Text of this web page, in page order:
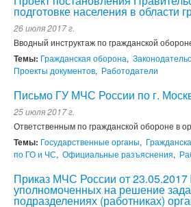
подготовке населения в области
26 июля 2017 г.
Вводный инструктаж по гражданской
Темы: Гражданская оборона,
Проекты документов, Работодатели
Письмо ГУ МЧС России по г.
25 июля 2017 г.
Ответственным по гражданской обороне в
Темы: Государственные органы,
по ГО и ЧС, Официальные разъяснения,
Приказ МЧС России от
уполномоченных на решение
подразделениях (работниках)